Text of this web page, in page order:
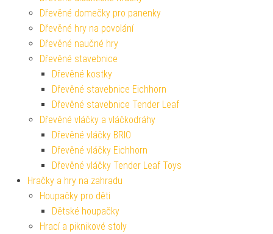
Dřevěné domečky pro panenky
Dřevěné hry na povolání
Dřevěné naučné hry
Dřevěné stavebnice
Dřevěné kostky
Dřevěné stavebnice Eichhorn
Dřevěné stavebnice Tender Leaf
Dřevěné vláčky a vláčkodráhy
Dřevěné vláčky BRIO
Dřevěné vláčky Eichhorn
Dřevěné vláčky Tender Leaf Toys
Hračky a hry na zahradu
Houpačky pro děti
Dětské houpačky
Hrací a piknikové stoly